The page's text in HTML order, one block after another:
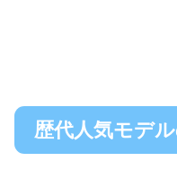
歴代人気モデ